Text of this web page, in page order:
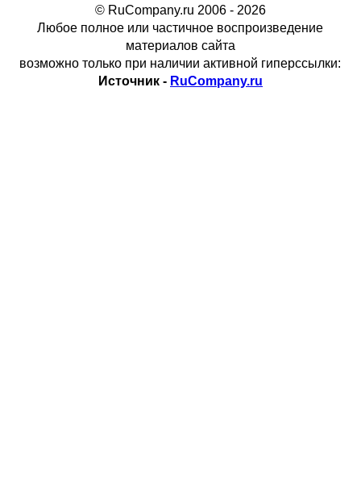
© RuCompany.ru 2006 - 2026
Любое полное или частичное воспроизведение
материалов сайта
возможно только при наличии активной гиперссылки:
Источник - RuCompany.ru